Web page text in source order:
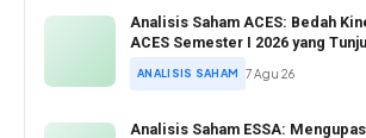
Analisis Saham ACES: Bedah
ACES Semester I 2026 yang
ANALISIS SAHAM 7 Agu 26
Analisis Saham ESSA: